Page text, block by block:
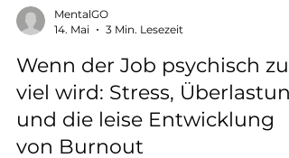
MentalGO
14. Mai
3 Min. Lesezeit
Wenn der Job psychisch zu